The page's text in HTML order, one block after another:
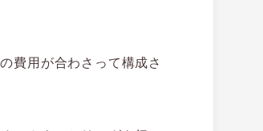
費用が合わさって構成さ